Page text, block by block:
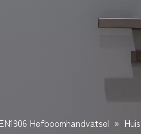
EN1906 Hefboomhandvatsel »